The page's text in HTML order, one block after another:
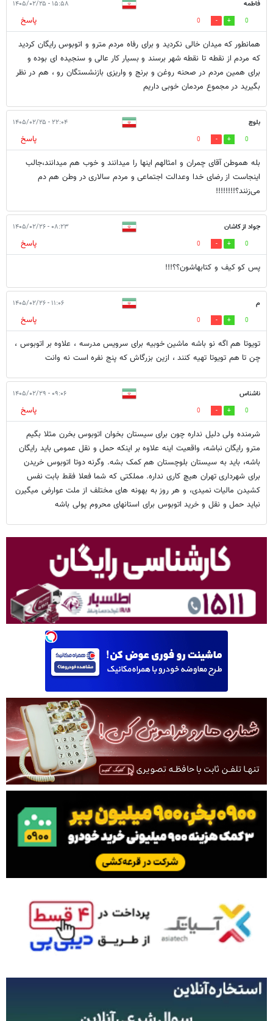
فاطمه ۱۵:۵۸ - ۱۴۰۵/۰۲/۲۵
0
0
پاسخ
همانطور که میدان خالی نکردید و برای رفاه مردم مترو و اتوبوس رایگان کردید
که مردم از نقطه تا نقطه شهر برسند و بسیار کار عالی و سنجیده ای بوده و
برای همین مردم در صحنه روغن و برنج و واریزی بازنشستگان رو ، هم در نظر
بگیرید در مجموع مردمان خوبی داریم
بلوچ ۲۲:۰۴ - ۱۴۰۵/۰۲/۲۵
0
0
پاسخ
بله هموطن آقای چمران و امثالهم اینها را میدانند و خوب هم میدانند،جالب
اینجاست از رضای خدا وعدالت اجتماعی و مردم سالاری در وطن هم دم
می‌زنند؟!!!!!!!!
جواد از کاشان ۰۸:۲۳ - ۱۴۰۵/۰۲/۲۶
0
0
پاسخ
پس کو کیف و کتابهاشون؟؟!!!
م ۱۱:۰۶ - ۱۴۰۵/۰۲/۲۶
0
0
پاسخ
تویوتا هم اگه نو باشه ماشین خوبیه برای سرویس مدرسه ، علاوه بر اتوبوس ،
چن تا هم تویوتا تهیه کنند ، ازین بزرگاش که پنج نفره است نه وانت
ناشناس ۰۹:۰۶ - ۱۴۰۵/۰۲/۲۹
0
0
پاسخ
شرمنده ولی دلیل نداره چون برای سیستان بخوان اتوبوس بخرن مثلا بگیم
مترو رایگان نباشه، واقعیت اینه علاوه بر اینکه حمل و نقل عمومی باید رایگان
باشه، باید به سیستان بلوچستان هم کمک بشه. وگرنه دوتا اتوبوس خریدن
برای شهرداری تهران هیچ کاری نداره. مملکتی که شما فعلا فقط بابت نفس
کشیدن مالیات نمیدی، و هر روز به بهونه های مختلف از ملت عوارض میگیرن
نباید حمل و نقل و خرید اتوبوس برای استانهای محروم پولی باشه